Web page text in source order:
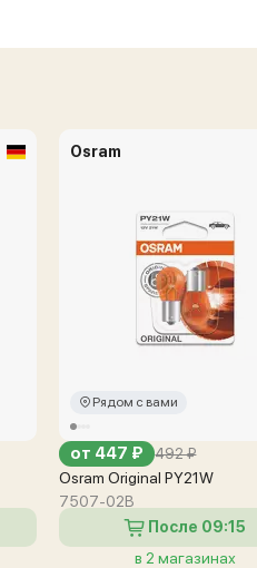
Osram
Рядом с вами
от 447 ₽ 492 ₽
Osram Original PY21W
7507-02B
После 09:15
в 2 магазинах